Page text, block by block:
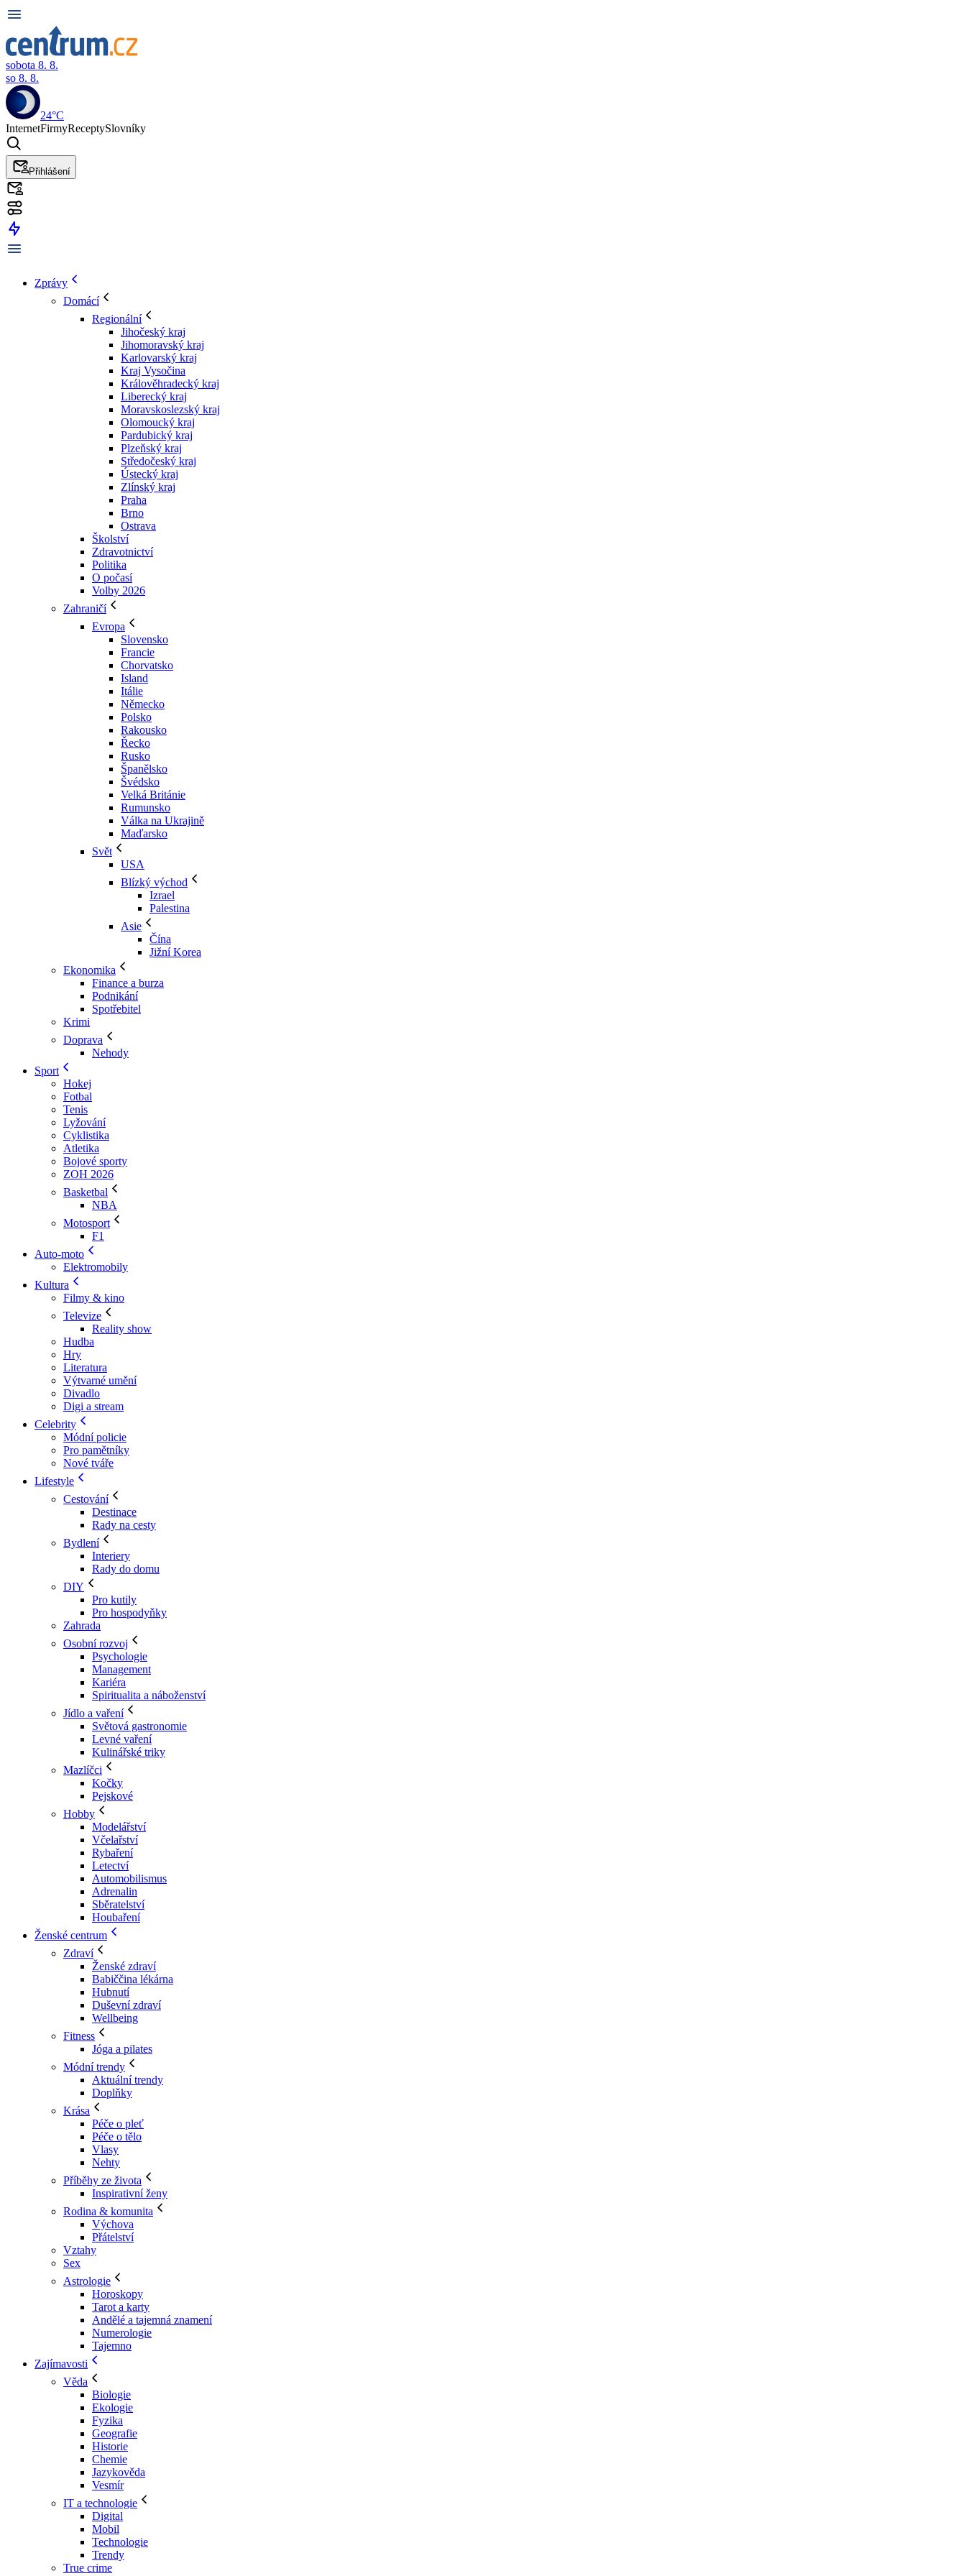
sobota 8. 8.
so 8. 8.
24°C
InternetFirmyReceptySlovníky
Přihlášení
Zprávy
Domácí
Regionální
Jihočeský kraj
Jihomoravský kraj
Karlovarský kraj
Kraj Vysočina
Králověhradecký kraj
Liberecký kraj
Moravskoslezský kraj
Olomoucký kraj
Pardubický kraj
Plzeňský kraj
Středočeský kraj
Ústecký kraj
Zlínský kraj
Praha
Brno
Ostrava
Školství
Zdravotnictví
Politika
O počasí
Volby 2026
Zahraničí
Evropa
Slovensko
Francie
Chorvatsko
Island
Itálie
Německo
Polsko
Rakousko
Řecko
Rusko
Španělsko
Švédsko
Velká Británie
Rumunsko
Válka na Ukrajině
Maďarsko
Svět
USA
Blízký východ
Izrael
Palestina
Asie
Čína
Jižní Korea
Ekonomika
Finance a burza
Podnikání
Spotřebitel
Krimi
Doprava
Nehody
Sport
Hokej
Fotbal
Tenis
Lyžování
Cyklistika
Atletika
Bojové sporty
ZOH 2026
Basketbal
NBA
Motosport
F1
Auto-moto
Elektromobily
Kultura
Filmy & kino
Televize
Reality show
Hudba
Hry
Literatura
Výtvarné umění
Divadlo
Digi a stream
Celebrity
Módní policie
Pro pamětníky
Nové tváře
Lifestyle
Cestování
Destinace
Rady na cesty
Bydlení
Interiery
Rady do domu
DIY
Pro kutily
Pro hospodyňky
Zahrada
Osobní rozvoj
Psychologie
Management
Kariéra
Spiritualita a náboženství
Jídlo a vaření
Světová gastronomie
Levné vaření
Kulinářské triky
Mazlíčci
Kočky
Pejskové
Hobby
Modelářství
Včelařství
Rybaření
Letectví
Automobilismus
Adrenalin
Sběratelství
Houbaření
Ženské centrum
Zdraví
Ženské zdraví
Babiččina lékárna
Hubnutí
Duševní zdraví
Wellbeing
Fitness
Jóga a pilates
Módní trendy
Aktuální trendy
Doplňky
Krása
Péče o pleť
Péče o tělo
Vlasy
Nehty
Příběhy ze života
Inspirativní ženy
Rodina & komunita
Výchova
Přátelství
Vztahy
Sex
Astrologie
Horoskopy
Tarot a karty
Andělé a tajemná znamení
Numerologie
Tajemno
Zajímavosti
Věda
Biologie
Ekologie
Fyzika
Geografie
Historie
Chemie
Jazykověda
Vesmír
IT a technologie
Digital
Mobil
Technologie
Trendy
True crime